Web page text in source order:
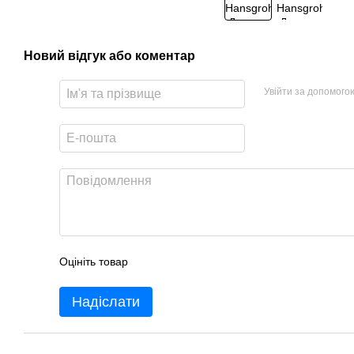
Новий відгук або коментар
Увійти за
Оцініть товар
Надіслати